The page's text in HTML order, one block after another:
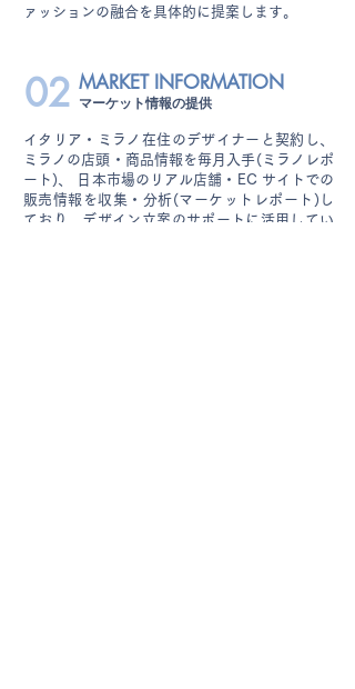
ァッションの融合を具体的に提案します。
02 MARKET INFORMATION
マーケット情報の提供
イタリア・ミラノ在住のデザイナーと契約し、
ミラノの店頭・商品情報を毎月入手(ミラノレポ
ート)、 日本市場のリアル店舗・EC サイトでの
販売情報を収集・分析(マーケットレポート)し
ており、デザイン立案のサポートに活用してい